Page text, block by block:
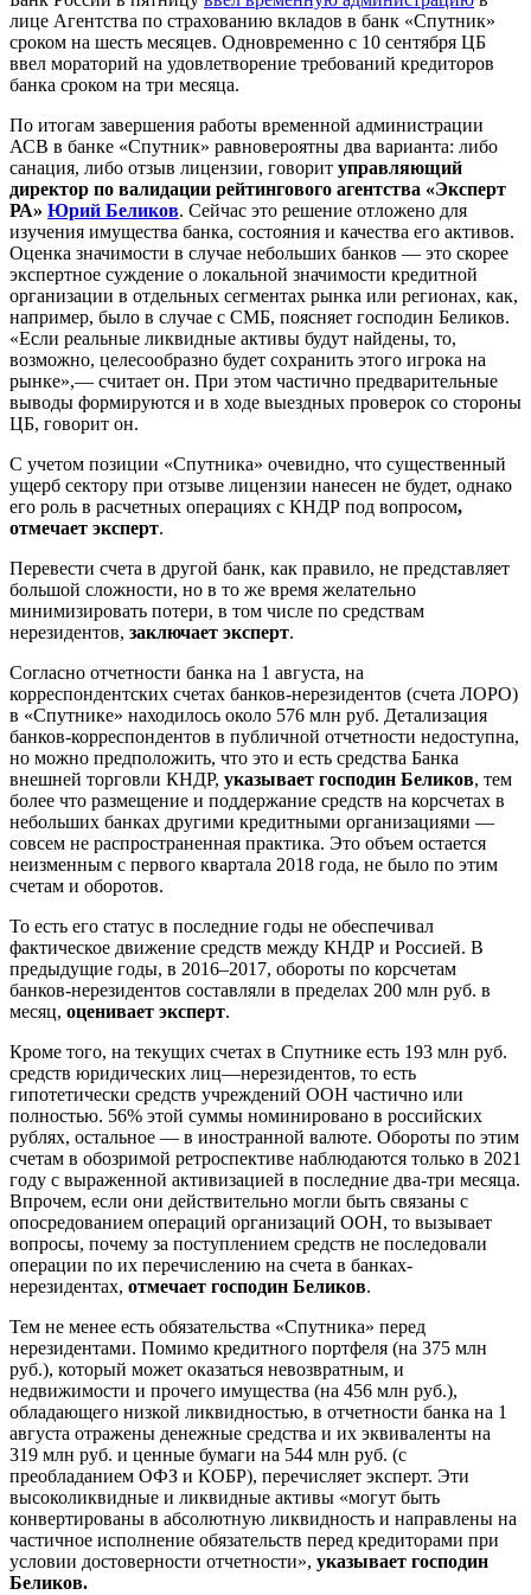
лице Агентства по страхованию вкладов в банк «Спутник»
сроком на шесть месяцев. Одновременно с 10 сентября ЦБ
ввел мораторий на удовлетворение требований кредиторов
банка сроком на три месяца.
По итогам завершения работы временной администрации
АСВ в банке «Спутник» равновероятны два варианта: либо
санация, либо отзыв лицензии, говорит управляющий
директор по валидации рейтингового агентства «Эксперт
РА» Юрий Беликов. Сейчас это решение отложено для
изучения имущества банка, состояния и качества его активов.
Оценка значимости в случае небольших банков — это скорее
экспертное суждение о локальной значимости кредитной
организации в отдельных сегментах рынка или регионах, как,
например, было в случае с СМБ, поясняет господин Беликов.
«Если реальные ликвидные активы будут найдены, то,
возможно, целесообразно будет сохранить этого игрока на
рынке»,— считает он. При этом частично предварительные
выводы формируются и в ходе выездных проверок со стороны
ЦБ, говорит он.
С учетом позиции «Спутника» очевидно, что существенный
ущерб сектору при отзыве лицензии нанесен не будет, однако
его роль в расчетных операциях с КНДР под вопросом,
отмечает эксперт.
Перевести счета в другой банк, как правило, не представляет
большой сложности, но в то же время желательно
минимизировать потери, в том числе по средствам
нерезидентов, заключает эксперт.
Согласно отчетности банка на 1 августа, на
корреспондентских счетах банков-нерезидентов (счета ЛОРО)
в «Спутнике» находилось около 576 млн руб. Детализация
банков-корреспондентов в публичной отчетности недоступна,
но можно предположить, что это и есть средства Банка
внешней торговли КНДР, указывает господин Беликов, тем
более что размещение и поддержание средств на корсчетах в
небольших банках другими кредитными организациями —
совсем не распространенная практика. Это объем остается
неизменным с первого квартала 2018 года, не было по этим
счетам и оборотов.
То есть его статус в последние годы не обеспечивал
фактическое движение средств между КНДР и Россией. В
предыдущие годы, в 2016–2017, обороты по корсчетам
банков-нерезидентов составляли в пределах 200 млн руб. в
месяц, оценивает эксперт.
Кроме того, на текущих счетах в Спутнике есть 193 млн руб.
средств юридических лиц—нерезидентов, то есть
гипотетически средств учреждений ООН частично или
полностью. 56% этой суммы номинировано в российских
рублях, остальное — в иностранной валюте. Обороты по этим
счетам в обозримой ретроспективе наблюдаются только в 2021
году с выраженной активизацией в последние два-три месяца.
Впрочем, если они действительно могли быть связаны с
опосредованием операций организаций ООН, то вызывает
вопросы, почему за поступлением средств не последовали
операции по их перечислению на счета в банках-
нерезидентах, отмечает господин Беликов.
Тем не менее есть обязательства «Спутника» перед
нерезидентами. Помимо кредитного портфеля (на 375 млн
руб.), который может оказаться невозвратным, и
недвижимости и прочего имущества (на 456 млн руб.),
обладающего низкой ликвидностью, в отчетности банка на 1
августа отражены денежные средства и их эквиваленты на
319 млн руб. и ценные бумаги на 544 млн руб. (с
преобладанием ОФЗ и КОБР), перечисляет эксперт. Эти
высоколиквидные и ликвидные активы «могут быть
конвертированы в абсолютную ликвидность и направлены на
частичное исполнение обязательств перед кредиторами при
условии достоверности отчетности», указывает господин
Беликов.